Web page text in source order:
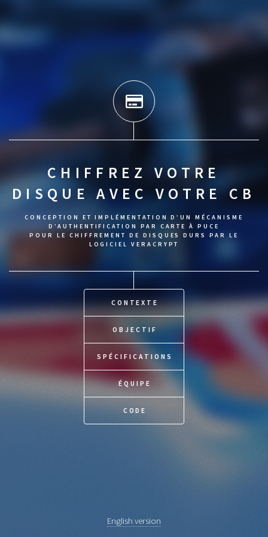
CHIFFREZ VOTRE
DISQUE AVEC VOTRE CB
CONCEPTION ET IMPLÉMENTATION D’UN MÉCANISME
D’AUTHENTIFICATION PAR CARTE À PUCE
POUR LE CHIFFREMENT DE DISQUES DURS PAR LE
LOGICIEL VERACRYPT
CONTEXTE
OBJECTIF
SPÉCIFICATIONS
ÉQUIPE
CODE
English version